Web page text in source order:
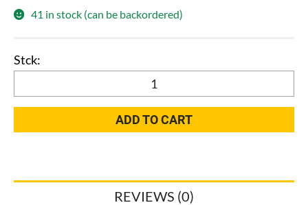
41 in stock (can be backordered)
do
umywalki
quantity
ADD TO CART
REVIEWS (0)